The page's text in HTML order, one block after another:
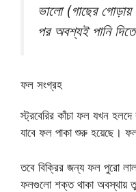
ভালো (গাছের গোড়ায়
পর অবশ্যই পানি
ফল সংগ্রহ
স্ট্রবেরির কাঁচা ফল যখন
যাবে ফল পাকা শুরু হয়েছে।
তবে বিক্রির জন্য ফল পুরো
ফলগুলো শক্ত থাকা অবস্থায়